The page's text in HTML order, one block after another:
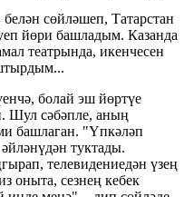
сөйләшеп, Татарстан
йөри башладым. Казанда
театрында, икенчесен
болай эш йөртүе
Шул сәбәпле, аның
башлаган. "Үпкәләп
туктады.
телевидениедән үзең
оныта, сезнең кебек